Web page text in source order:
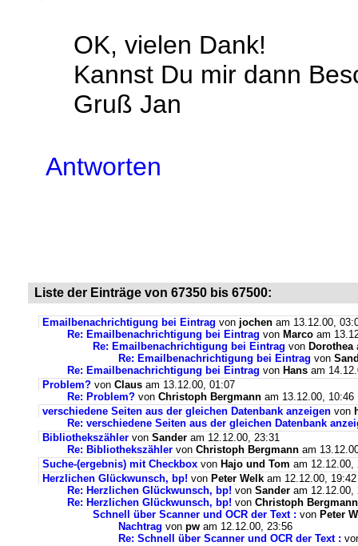
OK, vielen Dank!
Kannst Du mir dann
Gruß Jan
Antworten
Liste der Einträge von 67350 bis 67500:
Emailbenachrichtigung bei Eintrag von jochen am 13.12.00,
Re: Emailbenachrichtigung bei Eintrag von Marco am
Re: Emailbenachrichtigung bei Eintrag von Dorothea
Re: Emailbenachrichtigung bei Eintrag von
Re: Emailbenachrichtigung bei Eintrag von Hans am
Problem? von Claus am 13.12.00, 01:07
Re: Problem? von Christoph Bergmann am 13.12.00, 10:46
verschiedene Seiten aus der gleichen Datenbank anzeigen von
Re: verschiedene Seiten aus der gleichen Datenbank
Bibliothekszähler von Sander am 12.12.00, 23:31
Re: Bibliothekszähler von Christoph Bergmann am
Suche-(ergebnis) mit Checkbox von Hajo und Tom am 12.12.00,
Herzlichen Glückwunsch, bp! von Peter Welk am 12.12.00, 19:42
Re: Herzlichen Glückwunsch, bp! von Sander am 12.12.00,
Re: Herzlichen Glückwunsch, bp! von Christoph Bergmann
Schnell über Scanner und OCR der Text : von Peter
Nachtrag von pw am 12.12.00, 23:56
Re: Schnell über Scanner und OCR der Text :